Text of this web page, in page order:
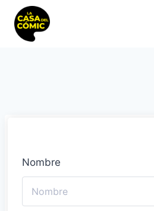
Saltar
contenido
Nombre